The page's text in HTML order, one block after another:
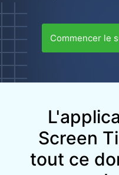
Commencer le
Screen
tout ce